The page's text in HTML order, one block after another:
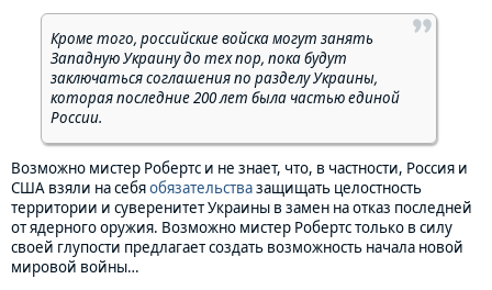
Кроме того, российские войска могут занять
Западную Украину до тех пор, пока будут
заключаться соглашения по разделу Украины,
которая последние 200 лет была частью единой
России.
Возможно мистер Робертс и не знает, что, в частности, Россия и
США взяли на себяобязательствазащищать целостность
территории и суверенитет Украины в замен на отказ последней
от ядерного оружия. Возможно мистер Робертс только в силу
своей глупости предлагает создать возможность начала новой
мировой войны…